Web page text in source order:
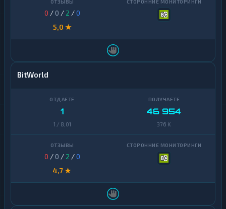
0 / 0 / 2 /0
5,0 ★
BitWorld
1
1 / 8,01
46 954
376 K
0 / 0 / 2 /0
4,7 ★